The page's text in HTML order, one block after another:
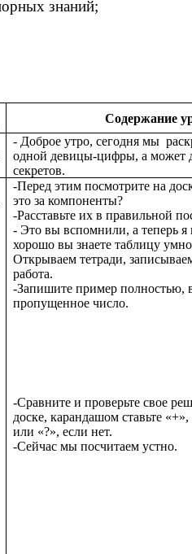
знаний;
Содержание
- Доброе утро, сегодня мы
одной девицы-цифры, а может
секретов.
-Перед этим посмотрите на
это за компоненты?
-Расставьте их в правильной
- Это вы вспомнили, а теперь я
хорошо вы знаете таблицу
Открываем тетради,
работа.
-Запишите пример полностью,
пропущенное число.
-Сравните и проверьте свое
доске, карандашом ставьте
или «?», если нет.
-Сейчас мы посчитаем устно.